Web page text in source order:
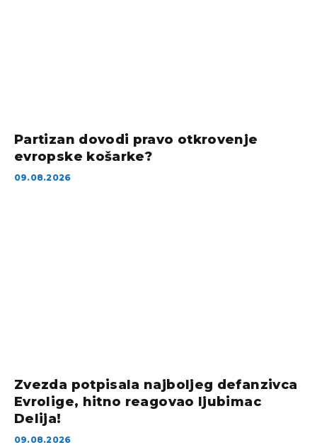
Partizan dovodi pravo otkrovenje
evropske košarke?
09.08.2026
Zvezda potpisala najboljeg defanzivca
Evrolige, hitno reagovao ljubimac
Delija!
09.08.2026